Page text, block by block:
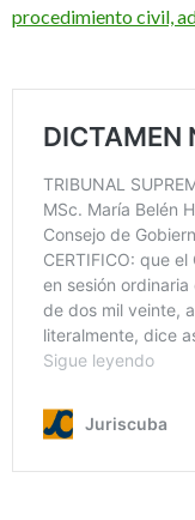
procedimiento civil,